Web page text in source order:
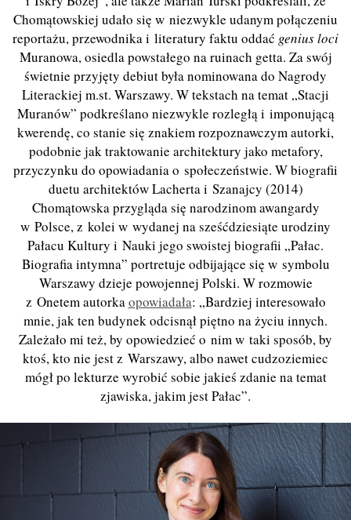
Chomątowskiej udało się w niezwykle udanym połączeniu
reportażu, przewodnika i literatury faktu oddać genius loci
Muranowa, osiedla powstałego na ruinach getta. Za swój
świetnie przyjęty debiut była nominowana do Nagrody
Literackiej m.st. Warszawy. W tekstach na temat „Stacji
Muranów” podkreślano niezwykle rozległą i imponującą
kwerendę, co stanie się znakiem rozpoznawczym autorki,
podobnie jak traktowanie architektury jako metafory,
przyczynku do opowiadania o społeczeństwie. W biografii
duetu architektów Lacherta i Szanajcy (2014)
Chomątowska przygląda się narodzinom awangardy
w Polsce, z kolei w wydanej na sześćdziesiąte urodziny
Pałacu Kultury i Nauki jego swoistej biografii „Pałac.
Biografia intymna” portretuje odbijające się w symbolu
Warszawy dzieje powojennej Polski. W rozmowie
z Onetem autorkaopowiadała: „Bardziej interesowało
mnie, jak ten budynek odcisnął piętno na życiu innych.
Zależało mi też, by opowiedzieć o nim w taki sposób, by
ktoś, kto nie jest z Warszawy, albo nawet cudzoziemiec
mógł po lekturze wyrobić sobie jakieś zdanie na temat
zjawiska, jakim jest Pałac”.